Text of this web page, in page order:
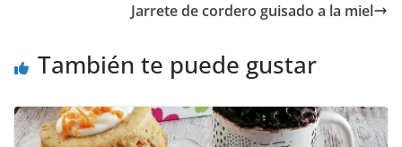
Jarrete de cordero guisado a la miel
También te puede gustar